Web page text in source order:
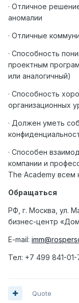
· Отличное
аномалии
· Отличные
· Способность
проектным
или аналогичный)
· Способность
организационных
· Должен уметь
· Способен
компании и
The Academy всем
Обращаться
РФ, г. Москва, ул.
бизнес-центр
E-mail:
Тел: +7 499 841-
Quote